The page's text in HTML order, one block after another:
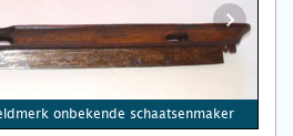
onbekende schaatsenmaker